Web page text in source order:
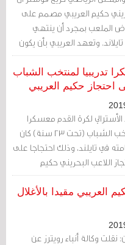
حكيم العريبي مصمم على
الملعب بمجرد أن ينتهي
وتعهد العريبي بأن يكون
فريق باسكو فالي في دوري
إطلاق سراحه.
تدريبيا لمنتخب الشباب
احتجاز حكيم العريبي
الأسترالي لكرة القدم معسكرا
تدريبيا لمنتخب الشباب (تحت 23 سنة) كان
في تايلند، وذلك احتجاجا على
اللاعب البحريني حكيم
العريبي مقيدا بالأغلال
نقلت وكالة أنباء رويترز عن